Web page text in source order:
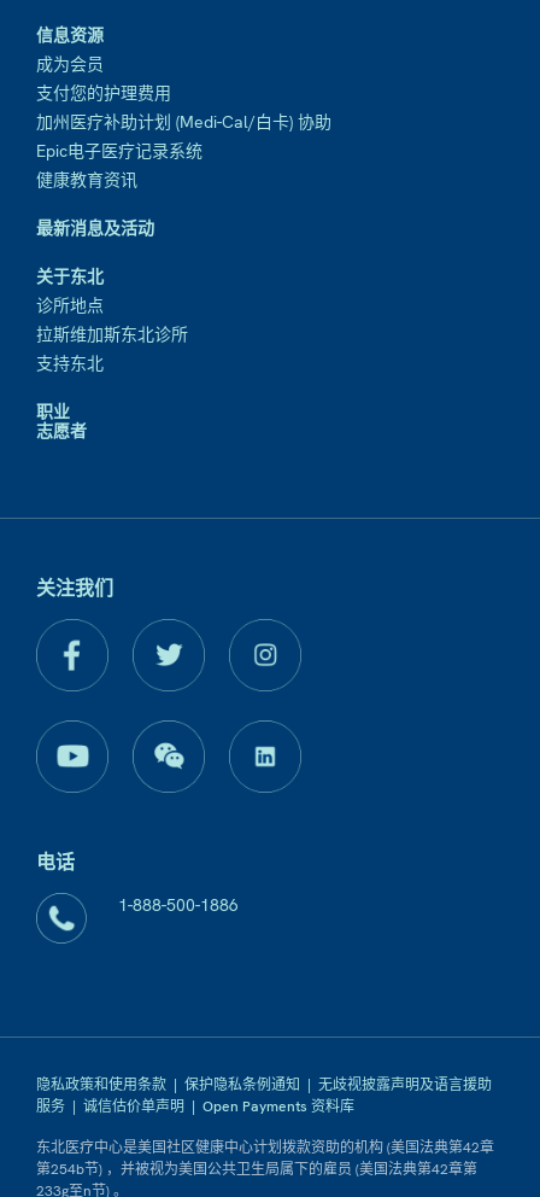
信息资源
成为会员
支付您的护理费用
加州医疗补助计划 (Medi-Cal/白卡) 协助
Epic电子医疗记录系统
健康教育资讯
最新消息及活动
关于东北
诊所地点
拉斯维加斯东北诊所
支持东北
职业
志愿者
关注我们
电话
1-888-500-1886
隐私政策和使用条款 | 保护隐私条例通知 | 无歧视披露声明及语言援助
服务 | 诚信估价单声明 | Open Payments 资料库
东北医疗中心是美国社区健康中心计划拨款资助的机构 (美国法典第42章
第254b节) ，并被视为美国公共卫生局属下的雇员 (美国法典第42章第
233g至n节) 。